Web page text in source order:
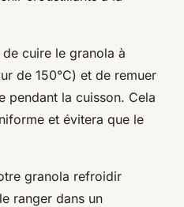
cuire le granola à
de 150°C) et de remuer
pendant la cuisson. Cela
et évitera que le
granola refroidir
ranger dans un